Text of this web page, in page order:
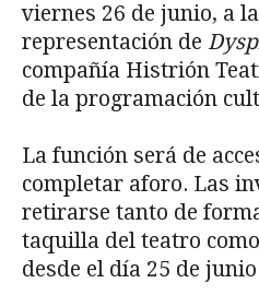
viernes 26 de junio, a
representación de
compañía Histrión
de la programación
La función será de
completar aforo. Las
retirarse tanto de
taquilla del teatro
desde el día 25 de